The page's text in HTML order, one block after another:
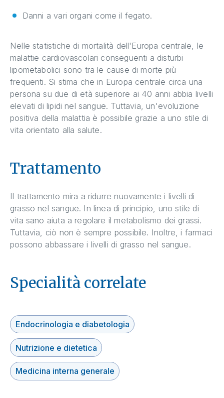
Danni a vari organi come il fegato.
Nelle statistiche di mortalità dell'Europa centrale, le
malattie cardiovascolari conseguenti a disturbi
lipometabolici sono tra le cause di morte più
frequenti. Si stima che in Europa centrale circa una
persona su due di età superiore ai 40 anni abbia livelli
elevati di lipidi nel sangue. Tuttavia, un'evoluzione
positiva della malattia è possibile grazie a uno stile di
vita orientato alla salute.
Trattamento
Il trattamento mira a ridurre nuovamente i livelli di
grasso nel sangue. In linea di principio, uno stile di
vita sano aiuta a regolare il metabolismo dei grassi.
Tuttavia, ciò non è sempre possibile. Inoltre, i farmaci
possono abbassare i livelli di grasso nel sangue.
Specialità correlate
Endocrinologia e diabetologia
Nutrizione e dietetica
Medicina interna generale